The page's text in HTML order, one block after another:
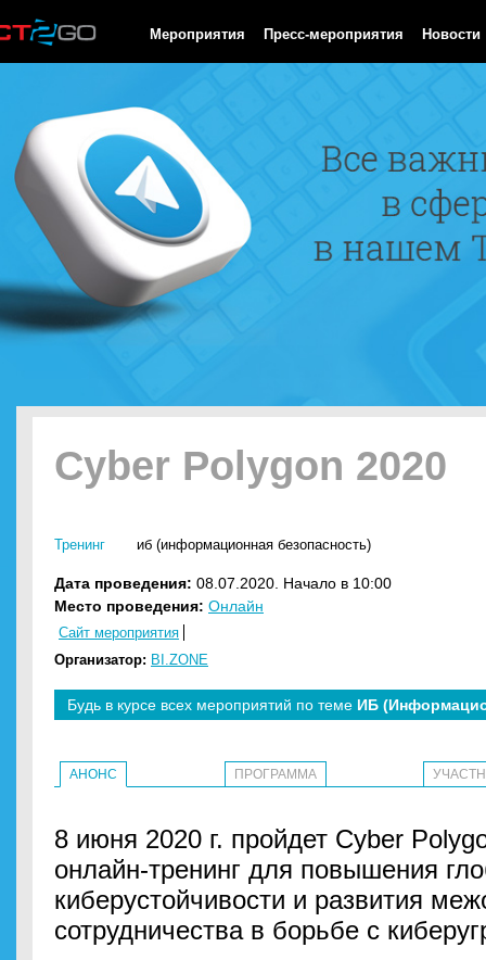
Мероприятия Пресс-мероприятия Новости
Cyber Polygon 2020
Тренинг иб (информационная безопасность)
Дата проведения: 08.07.2020. Начало в 10:00
Место проведения: Онлайн
Сайт мероприятия
Организатор: BI.ZONE
Будь в курсе всех мероприятий по теме ИБ
АНОНС ПРОГРАММА
8 июня 2020 г. пройдет Cyber
онлайн-тренинг для повышения
киберустойчивости и развития
сотрудничества в борьбе с